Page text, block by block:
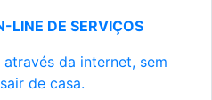
LINE DE SERVIÇOS
da internet, sem
de casa.